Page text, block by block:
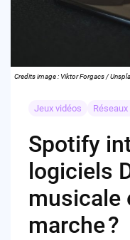
Credits image : Viktor Forgacs /
Jeux vidéos
Spotify
logiciels
musicale
marche ?